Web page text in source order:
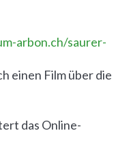
arbon.ch/saurer-
einen Film über die
das Online-